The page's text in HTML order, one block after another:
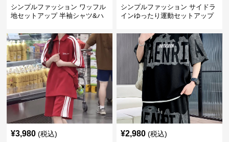
シンプルファッション ワッフル
地セットアップ 半袖シャツ&ハ
シンプルファッション サイドラ
インゆったり運動セットアップ
¥3,980 (税込) ¥2,980 (税込)